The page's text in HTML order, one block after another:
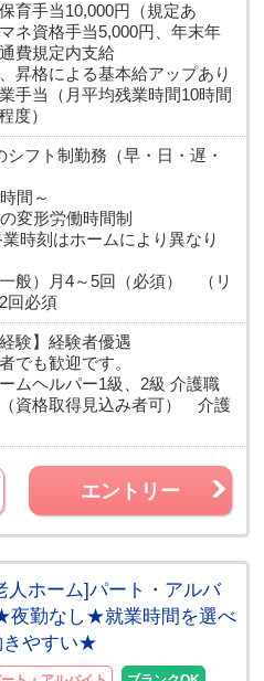
育手当10,000円（規定あ
ネ資格手当5,000円、年末年
費規定内支給
昇格による基本給アップあり
手当（月平均残業時間10時間
度）
シフト制勤務（早・日・遅・
間～
変形労働時間制
時刻はホームにより異なり
般）月4～5回（必須） （リ
回必須
験】 経験者優遇
でも歓迎です。
ムヘルパー1級、2級 介護職
資格取得見込み者可） 介護
エントリー
ホーム]パート・アルバ
勤なし★就業時間を選べ
きやすい★